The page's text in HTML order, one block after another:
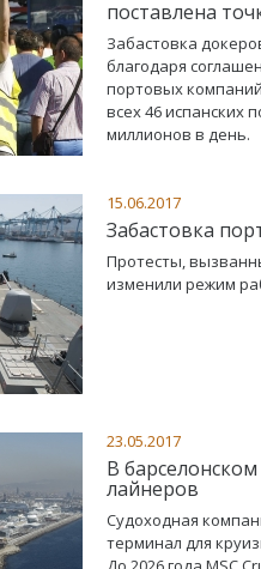
поставлена
Забастовка
благодаря
портовых
всех 46 испанских
миллионов в день.
15.06.2017
Забастовка
Протесты,
изменили режим
23.05.2017
В
лайнеров
Судоходная
терминал для